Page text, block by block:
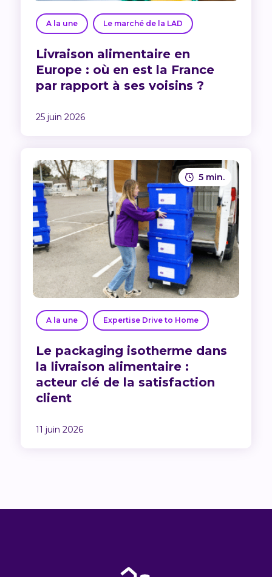
A la une Le marché de la LAD
Livraison alimentaire en
Europe : où en est la France
par rapport à ses voisins ?
25 juin 2026
5 min.
A la une Expertise Drive to Home
Le packaging isotherme dans
la livraison alimentaire :
acteur clé de la satisfaction
client
11 juin 2026